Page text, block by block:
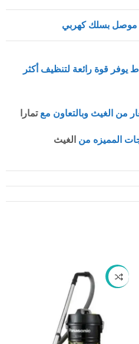
موصل بسلك كهربي
قوي؛ محرك بقدرة 2200 واط يوفر قوة رائعة لتنظيف أكثر
من الغيث وبالتعاون معتمارا
المميزه من الغيث
-48%